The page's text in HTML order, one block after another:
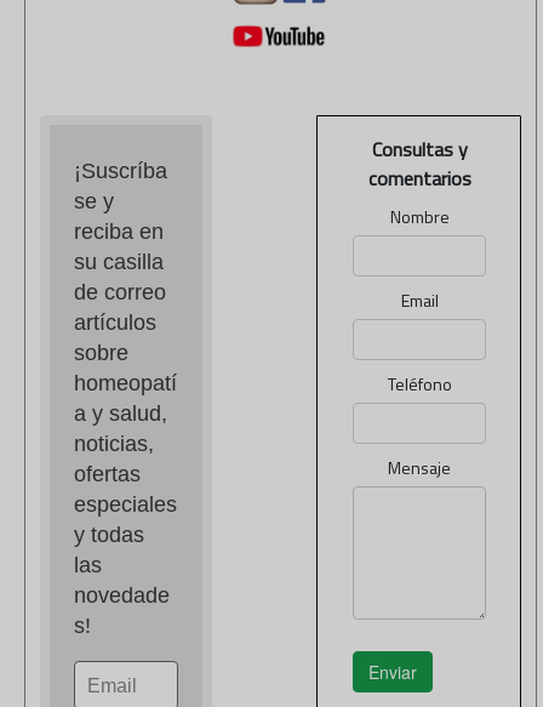
¡Suscríba
se y
reciba en
su casilla
de correo
artículos
sobre
homeopatí
a y salud,
noticias,
ofertas
especiales
y todas
las
novedade
s!
Email
Consultas y
comentarios
Nombre
Email
Teléfono
Mensaje
Enviar